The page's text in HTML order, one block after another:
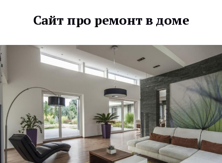
Сайт про ремонт в доме